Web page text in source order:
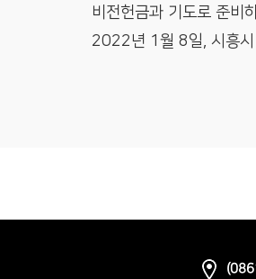
비전헌금과 기도로 준
2022년 1월 8일, 시흥시